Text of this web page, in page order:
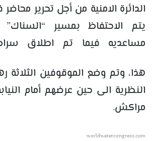
الدائرة الامنية من أجل تحرير
يتم الاحتفاظ بمسير
مساعديه فيما تم اطلاق
هذا، وتم وضع الموقوفين الثلاثة
النظرية الى حين عرضهم أمام
مراكش.
worldwatercongress.com